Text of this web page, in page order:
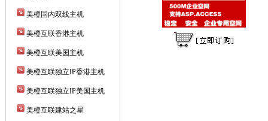
美橙国内双线主机
美橙互联香港主机
美橙互联美国主机
美橙互联独立IP香港主机
美橙互联独立IP美国主机
美橙互联建站之星